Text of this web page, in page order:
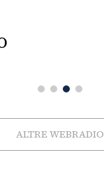
ALTRE WEBRADIO